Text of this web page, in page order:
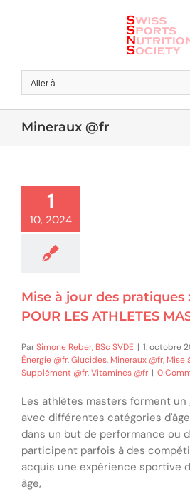
Aller à...
Mineraux @fr
1
10, 2024
Mise à jour des pratiques
POUR LES ATHLETES
ParSimone Reber, BSc SVDE | 1. octobre
Énergie @fr,Glucides, Mineraux @fr, Mise
Supplément @fr,Vitamines @fr | 0
Les athlètes masters forment un
avec différentes catégories
dans un but de performance ou
participent parfois à des
acquis une expérience sportive
âge,